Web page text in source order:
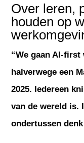
Over leren,
houden op
“We gaan AI-
halverwege een
2025. Iedereen
van de wereld is.
ondertussen